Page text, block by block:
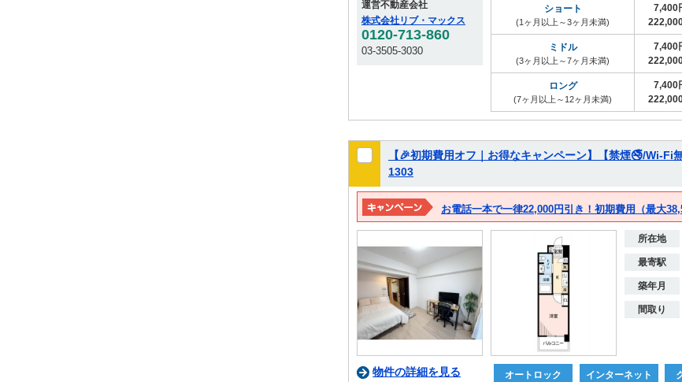
運営不動産会社
株式会社リブ・マックス
0120-713-860
03-3505-3030
ショート
(1ヶ月以上～3ヶ月未満)
7,400
ミドル
(3ヶ月以上～7ヶ月未満)
7,400
ロング
(7ヶ月以上～12ヶ月未満)
7,400
【🎉初期費用オフ｜お得なキャンペーン】【禁煙🚭/Wi-Fi
1303
お電話一本で一律22,000円引き！初期費用（最大
所在地
最寄駅
築年月
間取り
物件の詳細を見る オートロック インターネット